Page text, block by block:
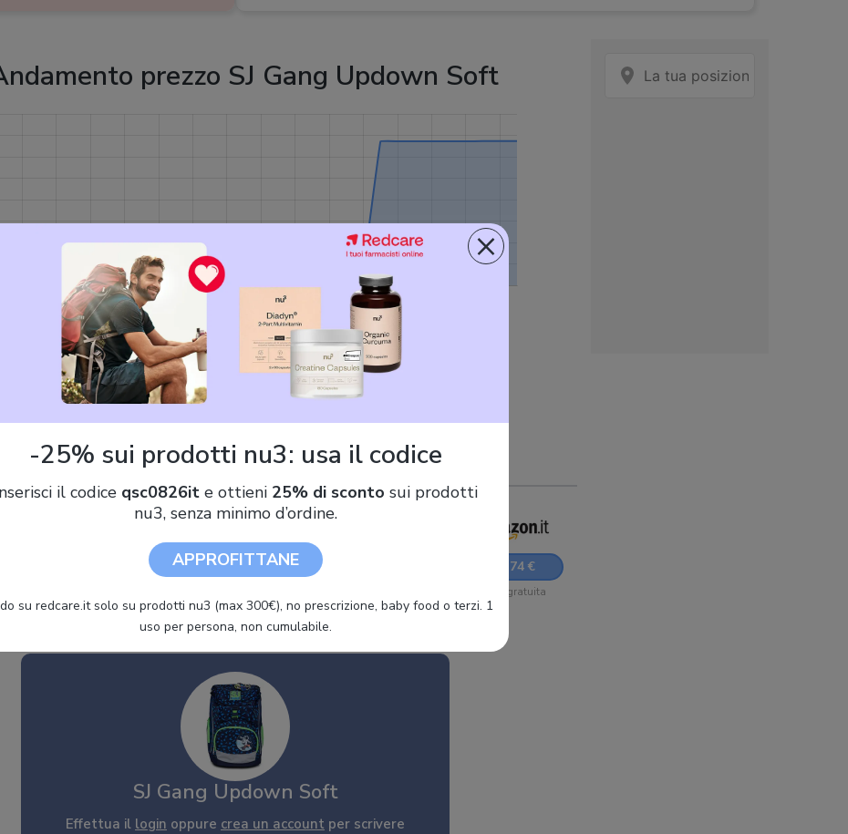
prezzo SJ Gang Updown Soft
95,74 € Avvisami quando il prezzo scende!
Offerte SJ Gang Updown Soft
(95,74 €)
System, Tasche multifunzione, Per bambini, Scuola elementare,
Tempo libero e viaggi
95,74 €
Sped. gratuita
SJ Gang Updown Soft
Effettua il login oppure crea un account per scrivere
×
-25% sui prodotti nu3: usa il codice
il codice qsc0826ite ottieni 25% di sconto sui prodotti
nu3, senza minimo d’ordine.
APPROFITTANE
su redcare.it solo su prodotti nu3 (max 300€), no prescrizione, baby food o terzi. 1
uso per persona, non cumulabile.